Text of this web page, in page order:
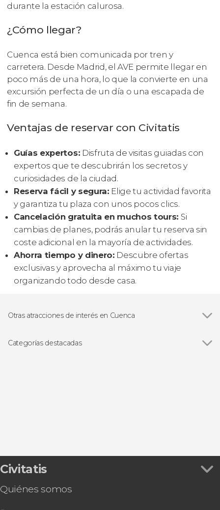
durante la estación calurosa.
¿Cómo llegar?
Cuenca está bien comunicada por tren y
carretera. Desde Madrid, el AVE permite llegar en
poco más de una hora, lo que la convierte en una
excursión perfecta de un día o una escapada de
fin de semana.
Ventajas de reservar con Civitatis
Guías expertos: Disfruta de visitas guiadas con
expertos que te descubrirán los secretos y
curiosidades de la ciudad.
Reserva fácil y segura: Elige tu actividad favorita
y garantiza tu plaza con unos pocos clics.
Cancelación gratuita en muchos tours: Si
cambias de planes, podrás anular tu reserva sin
coste adicional en la mayoría de actividades.
Ahorra tiempo y dinero: Descubre ofertas
exclusivas y aprovecha al máximo tu viaje
organizando todo desde casa.
Otras atracciones de interés en Cuenca
Categorías destacadas
Civitatis
Quiénes somos